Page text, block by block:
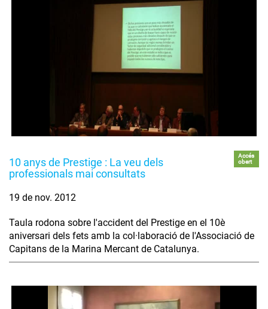
10 anys de Prestige : La veu dels
professionals mai consultats
Accés
obert
19 de nov. 2012
Taula rodona sobre l'accident del Prestige en el 10è
aniversari dels fets amb la col·laboració de l'Associació de
Capitans de la Marina Mercant de Catalunya.